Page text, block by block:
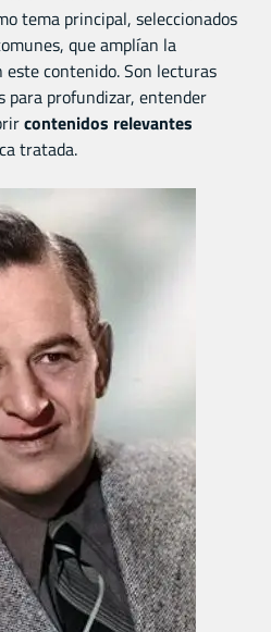
tema principal, seleccionados
que amplían la
contenido. Son lecturas
para profundizar, entender
contenidos relevantes
tratada.